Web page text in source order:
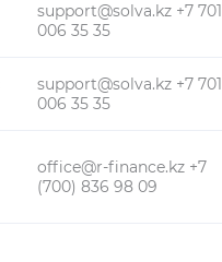
support@solva.kz +7 701
006 35 35
support@solva.kz +7 701
006 35 35
office@r-finance.kz +7
(700) 836 98 09